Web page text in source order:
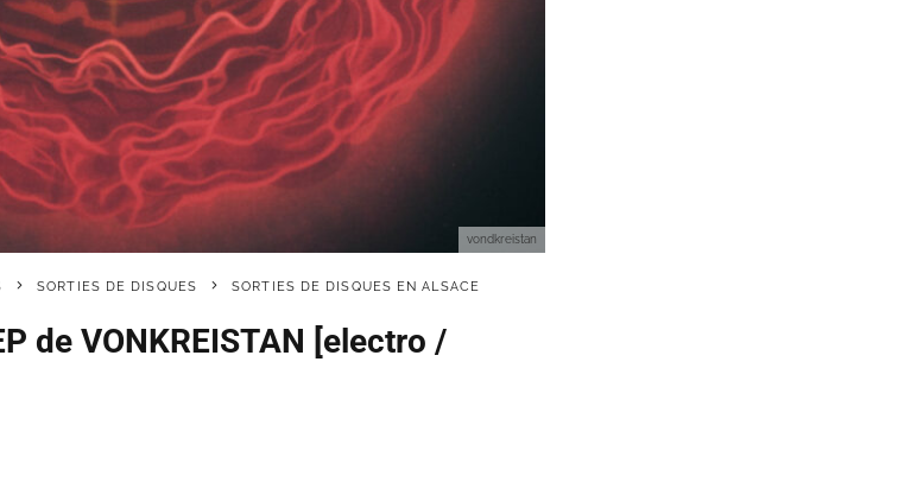
vondkreistan
SORTIES DE DISQUES SORTIES DE DISQUES EN ALSACE
de VONKREISTAN [electro /